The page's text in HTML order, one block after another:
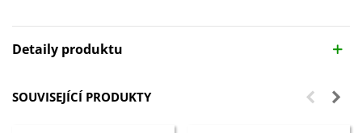
Detaily produktu
SOUVISEJÍCÍ PRODUKTY